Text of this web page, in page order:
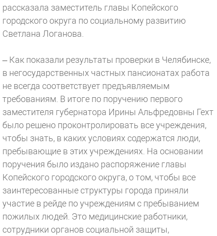
рассказала заместитель главы Копейского
городского округа по социальному развитию
Светлана Логанова.
– Как показали результаты проверки в Челябинске,
в негосударственных частных пансионатах работа
не всегда соответствует предъявляемым
требованиям. В итоге по поручению первого
заместителя губернатора Ирины Альфредовны Гехт
было решено проконтролировать все учреждения,
чтобы знать, в каких условиях содержатся люди,
пребывающие в этих учреждениях. На основании
поручения было издано распоряжение главы
Копейского городского округа, о том, чтобы все
заинтересованные структуры города приняли
участие в рейде по учреждениям с пребыванием
пожилых людей. Это медицинские работники,
сотрудники органов социальной защиты,